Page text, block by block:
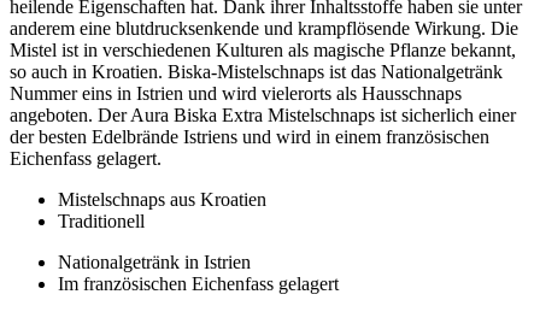
heilende Eigenschaften hat. Dank ihrer Inhaltsstoffe haben sie unter
anderem eine blutdrucksenkende und krampflösende Wirkung. Die
Mistel ist in verschiedenen Kulturen als magische Pflanze bekannt,
so auch in Kroatien. Biska-Mistelschnaps ist das Nationalgetränk
Nummer eins in Istrien und wird vielerorts als Hausschnaps
angeboten. Der Aura Biska Extra Mistelschnaps ist sicherlich einer
der besten Edelbrände Istriens und wird in einem französischen
Eichenfass gelagert.
Mistelschnaps aus Kroatien
Traditionell
Nationalgetränk in Istrien
Im französischen Eichenfass gelagert